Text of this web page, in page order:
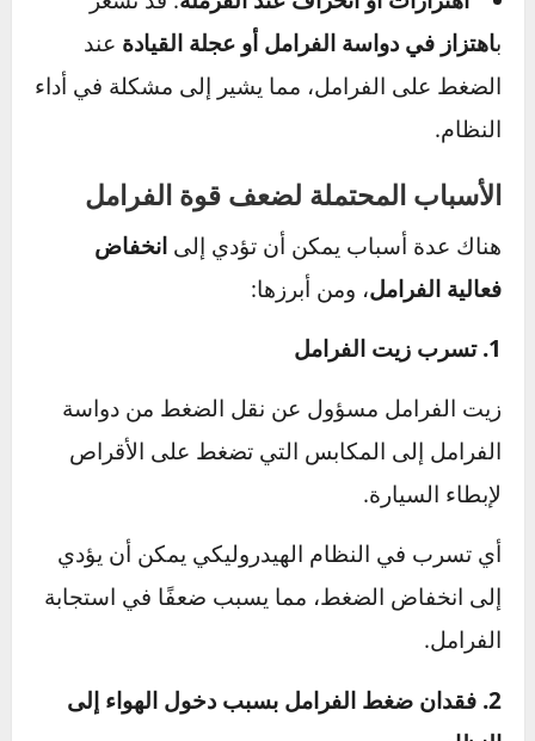
سلامتك وسلامة الآخرين على الطريق.
الأعراض: كيف تعرف أن فرامل سيارتك ضعيفة؟
ومسافة أطول لإيقاف السيارة مقارنة بالمعتاد.
انخفاض استجابة الفرامل: عند الضغط على
دواسة الفرامل، قد تشعر بأنها أكثر ليونة من المعتاد
أو تغوص إلى الأسفل دون تأثير قوي على التوقف.
اهتزازات أو انحراف عند الفرملة
: قد تشعر
اهتزاز في دواسة الفرامل أو عجلة القيادةعند
الضغط على الفرامل، مما يشير إلى مشكلة في أداء
النظام.
الأسباب المحتملة لضعف قوة الفرامل
هناك عدة أسباب يمكن أن تؤدي إلى
فعالية الفرامل، ومن أبرزها: